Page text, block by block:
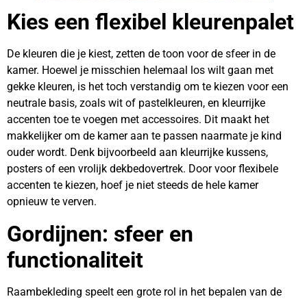
Kies een flexibel kleurenpalet
De kleuren die je kiest, zetten de toon voor de sfeer in de
kamer. Hoewel je misschien helemaal los wilt gaan met
gekke kleuren, is het toch verstandig om te kiezen voor een
neutrale basis, zoals wit of pastelkleuren, en kleurrijke
accenten toe te voegen met accessoires. Dit maakt het
makkelijker om de kamer aan te passen naarmate je kind
ouder wordt. Denk bijvoorbeeld aan kleurrijke kussens,
posters of een vrolijk dekbedovertrek. Door voor flexibele
accenten te kiezen, hoef je niet steeds de hele kamer
opnieuw te verven.
Gordijnen: sfeer en
functionaliteit
Raambekleding speelt een grote rol in het bepalen van de